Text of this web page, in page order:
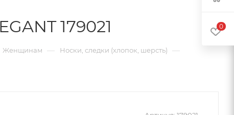
179021
Женщинам — Носки, следки (хлопок, шерсть) —
0